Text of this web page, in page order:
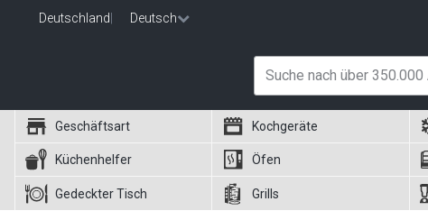
Deutschland Deutsch
Geschäftsart Kochgeräte
Küchenhelfer Öfen
Gedeckter Tisch Grills